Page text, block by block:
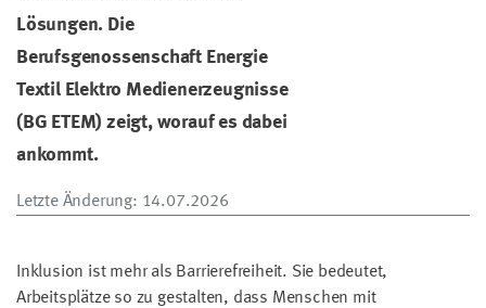
Lösungen. Die
Berufsgenossenschaft Energie
Textil Elektro Medienerzeugnisse
(BG ETEM) zeigt, worauf es dabei
ankommt.
Letzte Änderung: 14.07.2026
Inklusion ist mehr als Barrierefreiheit. Sie bedeutet,
Arbeitsplätze so zu gestalten, dass Menschen mit